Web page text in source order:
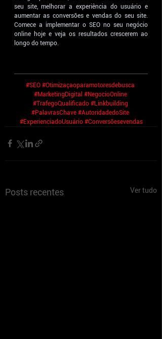
seu site, melhorar a experiência do usuário e
aumentar as conversões e vendas do seu site.
Comece a implementar o SEO no seu negócio
online hoje e veja os resultados crescerem ao
longo do tempo.
#SEO #Otimizaçaoparamotoresdebusca
#MarketingDigital #NegocioOnline
#TrafegoQualificado #Linkbuilding
#PalavrasChave #AutoridadedoSite
#ExperienciadoUsuário #Conversõesevendas
Posts recentes Ver tudo